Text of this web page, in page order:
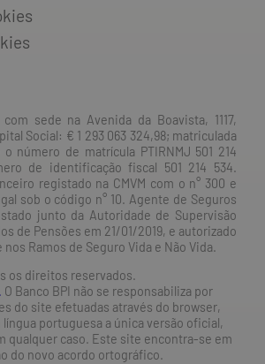
com sede na Avenida da Boavista, 1117,
Social: € 1 293 063 324,98; matriculada
número de matrícula PTIRNMJ 501 214
de identificação fiscal 501 214 534.
registado na CMVM com o n° 300 e
sob o código n° 10. Agente de Seguros
junto da Autoridade de Supervisão
de Pensões em 21/01/2019, e autorizado
Ramos de Seguro Vida e Não Vida.
os direitos reservados.
O Banco BPI não se responsabiliza por
do site efetuadas através do browser,
língua portuguesa a única versão oficial,
qualquer caso. Este site encontra-se em
do novo acordo ortográfico.